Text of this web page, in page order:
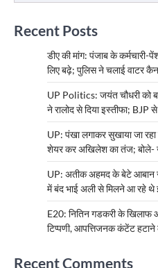
Recent Posts
डीए की मांग: पंजाब के कर्मचारी-
लिए बढ़े; पुलिस ने चलाई वाटर
UP Politics: जयंत चौधरी को
ने रालोद से दिया इस्तीफा; BJP
UP: पंखा लगाकर सुखाया जा
शेयर कर अखिलेश का तंज; बोले-
UP: अतीक अहमद के बेटे आबान
में बंद भाई अली से मिलने आ रहे थे
E20: नितिन गडकरी के खिलाफ
टिप्पणी, आपत्तिजनक कंटेंट
Recent Comments